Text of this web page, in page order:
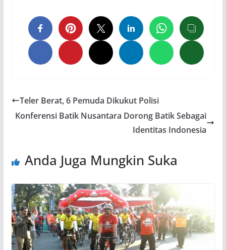
Teler Berat, 6 Pemuda Dikukut Polisi
Konferensi Batik Nusantara Dorong Batik Sebagai
Identitas Indonesia
Anda Juga Mungkin Suka